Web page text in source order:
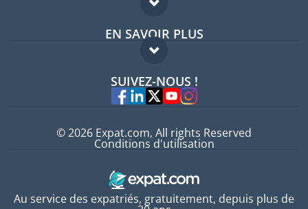
Forum expatriés
Guides pays
EN SAVOIR PLUS
FAQ
Experts
SUIVEZ-NOUS !
Au service des expatriés, gratuitement, depuis plus de
© 2026 Expat.com, All rights Reserved
Conditions d'utilisation